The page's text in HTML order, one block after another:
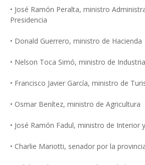
• José Ramón Peralta, ministro
Presidencia
• Donald Guerrero, ministro de Hacienda
• Nelson Toca Simó, ministro de
• Francisco Javier García, ministro de
• Osmar Benítez, ministro de Agricultura
• José Ramón Fadul, ministro de Interior
• Charlie Mariotti, senador por la